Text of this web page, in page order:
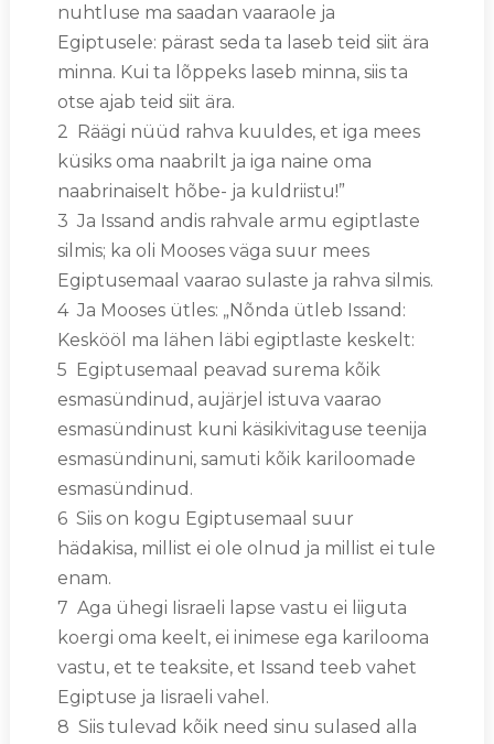
nuhtluse ma saadan vaaraole ja
Egiptusele: pärast seda ta laseb teid siit ära
minna. Kui ta lõppeks laseb minna, siis ta
otse ajab teid siit ära.
2 Räägi nüüd rahva kuuldes, et iga mees
küsiks oma naabrilt ja iga naine oma
naabrinaiselt hõbe- ja kuldriistu!”
3 Ja Issand andis rahvale armu egiptlaste
silmis; ka oli Mooses väga suur mees
Egiptusemaal vaarao sulaste ja rahva silmis.
4 Ja Mooses ütles: „Nõnda ütleb Issand:
Keskööl ma lähen läbi egiptlaste keskelt:
5 Egiptusemaal peavad surema kõik
esmasündinud, aujärjel istuva vaarao
esmasündinust kuni käsikivitaguse teenija
esmasündinuni, samuti kõik kariloomade
esmasündinud.
6 Siis on kogu Egiptusemaal suur
hädakisa, millist ei ole olnud ja millist ei tule
enam.
7 Aga ühegi Iisraeli lapse vastu ei liiguta
koergi oma keelt, ei inimese ega karilooma
vastu, et te teaksite, et Issand teeb vahet
Egiptuse ja Iisraeli vahel.
8 Siis tulevad kõik need sinu sulased alla